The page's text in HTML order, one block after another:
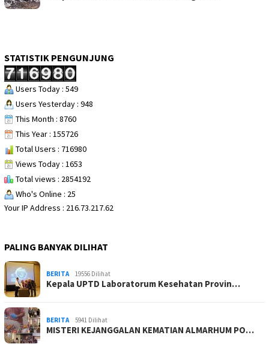
STATISTIK PENGUNJUNG
Users Today : 549
Users Yesterday : 948
This Month : 8760
This Year : 155726
Total Users : 716980
Views Today : 1653
Total views : 2854192
Who's Online : 25
Your IP Address : 216.73.217.62
PALING BANYAK DILIHAT
BERITA 19556 Dilihat
Kepala UPTD Laboratorum Kesehatan Provin…
BERITA 5941 Dilihat
MISTERI KEJANGGALAN KEMATIAN ALMARHUM PO…